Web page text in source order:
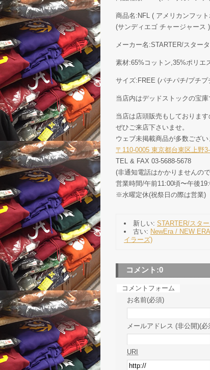
商品名:NFL ( アメリカンフッ
(サンディエゴ チャージャース )
メーカー名:STARTER/スター
素材:65%コットン,35%ポリエ
サイズ:FREE (パチパチ/プチ
当店内はデッドストックの宝庫
当店は店頭販売もしております
ぜひご来店下さいませ。
ウェブ未掲載商品が多数ござい
〒110-0005 東京都台東区上野
TEL & FAX 03-5688-5678
(非通知電話はかかりませんの
営業時間/午前11:00頃〜午後
※水曜定休(祝祭日の際は営業)
新しい: STARTER/スタ
古い: NewEra / NEW
イラーズ)
コメント:0
コメントフォーム
お名前(必須)
メールアドレス (非公開)(必
URI